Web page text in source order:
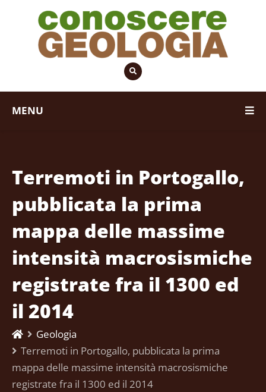
MENU
Terremoti in Portogallo,
pubblicata la prima
mappa delle massime
intensità macrosismiche
registrate fra il 1300 ed
il 2014
Geologia
Terremoti in Portogallo, pubblicata la prima
mappa delle massime intensità macrosismiche
registrate fra il 1300 ed il 2014